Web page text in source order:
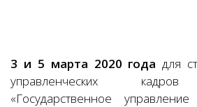
3 и 5 марта 2020 года для
управленческих кадров
«Государственное